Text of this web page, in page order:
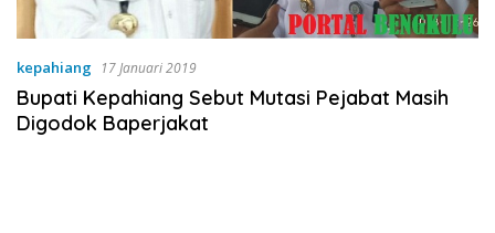
kepahiang 17 Januari 2019
Bupati Kepahiang Sebut Mutasi Pejabat Masih
Digodok Baperjakat